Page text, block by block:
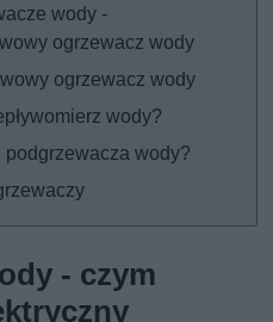
wody -
ogrzewacz wody
ogrzewacz wody
wody?
wody?
- czym